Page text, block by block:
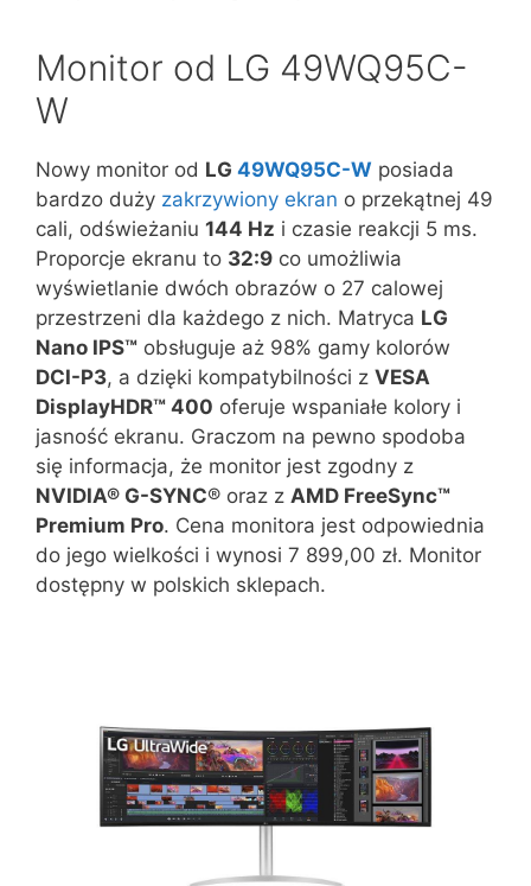
Monitor od LG 49WQ95C-
W
Nowy monitor od LG 49WQ95C-W posiada
bardzo duży zakrzywiony ekran o przekątnej 49
cali, odświeżaniu 144 Hz i czasie reakcji 5 ms.
Proporcje ekranu to 32:9 co umożliwia
wyświetlanie dwóch obrazów o 27 calowej
przestrzeni dla każdego z nich. Matryca LG
Nano IPS™ obsługuje aż 98% gamy kolorów
DCI-P3, a dzięki kompatybilności z VESA
DisplayHDR™ 400 oferuje wspaniałe kolory i
jasność ekranu. Graczom na pewno spodoba
się informacja, że monitor jest zgodny z
NVIDIA® G-SYNC® oraz z AMD FreeSync™
Premium Pro. Cena monitora jest odpowiednia
do jego wielkości i wynosi 7 899,00 zł. Monitor
dostępny w polskich sklepach.